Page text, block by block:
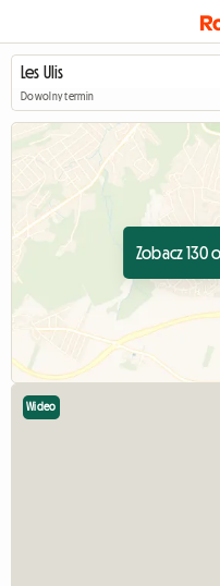
Dowolny termin
Zobacz 130
Wideo